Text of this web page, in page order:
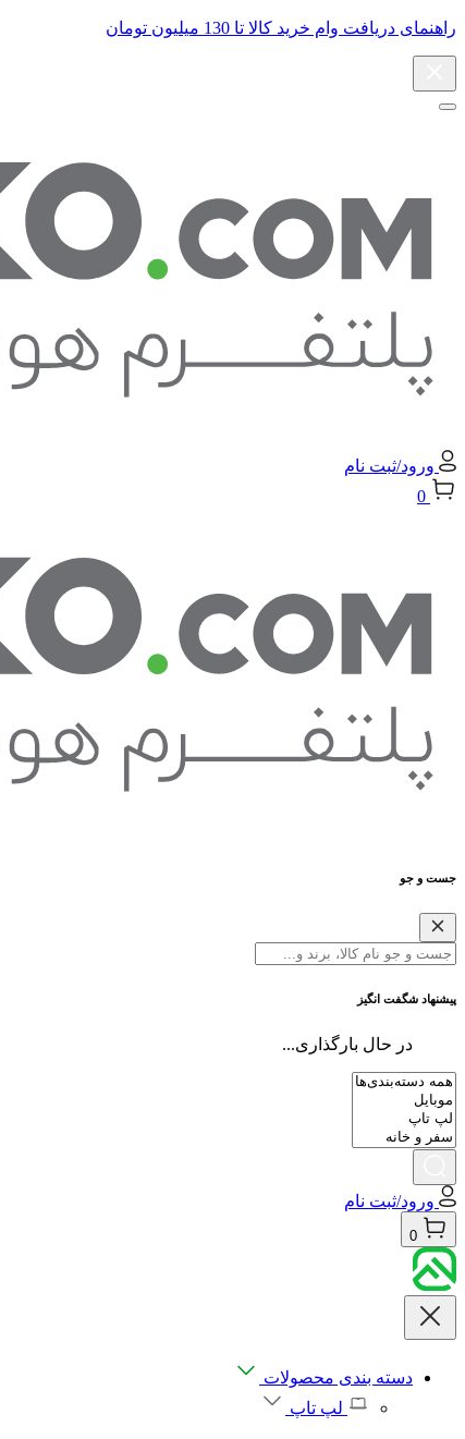
راهنمای دریافت وام خرید کالا تا 130 میلیون تومان
ورود/ثبت نام
0
جست و جو
پیشنهاد شگفت انگیز
در حال بارگذاری...
ورود/ثبت نام
0
دسته بندی محصولات
لپ تاپ